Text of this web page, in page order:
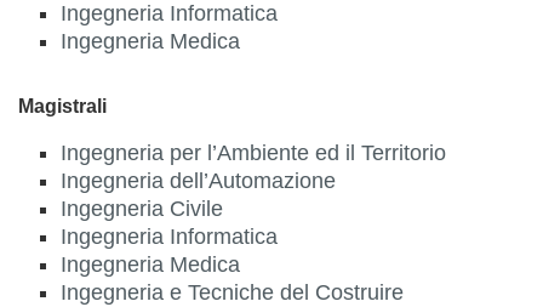
Ingegneria Informatica
Ingegneria Medica
Magistrali
Ingegneria per l’Ambiente ed il Territorio
Ingegneria dell’Automazione
Ingegneria Civile
Ingegneria Informatica
Ingegneria Medica
Ingegneria e Tecniche del Costruire